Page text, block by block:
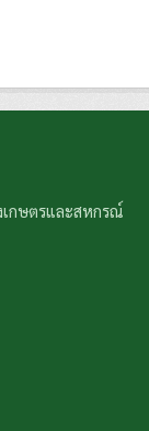
เกษตรและสหกรณ์